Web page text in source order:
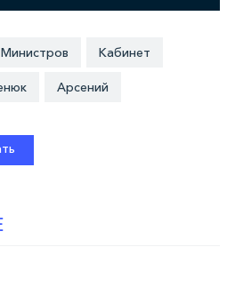
Министров Кабинет
Арсений